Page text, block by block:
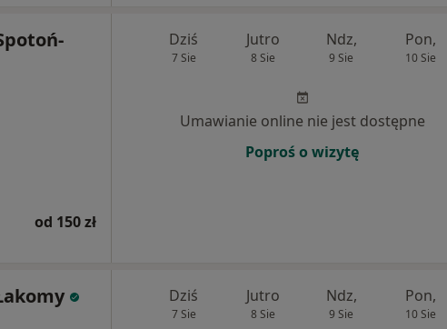
od 150 zł
Dziś
7 Sie
Jutro
8 Sie
Ndz,
9 Sie
Pon,
10 Sie
Umawianie online nie jest dostępne
Poproś o wizytę
Dziś
7 Sie
Jutro
8 Sie
Ndz,
9 Sie
Pon,
10 Sie